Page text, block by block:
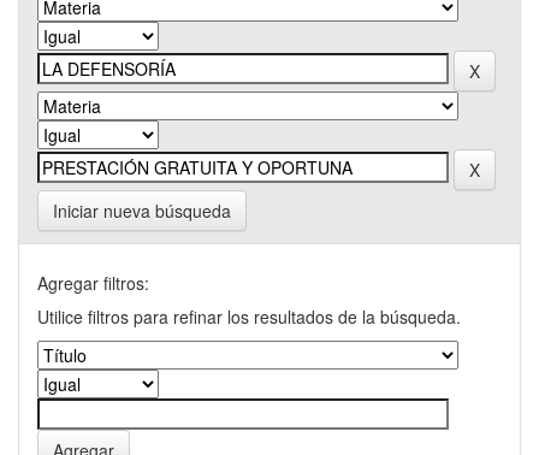
Iniciar nueva búsqueda
Agregar filtros:
Utilice filtros para refinar los resultados de la búsqueda.